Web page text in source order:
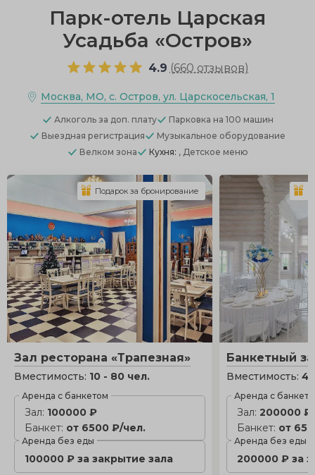
Парк-отель Царская
Усадьба «Остров»
4.9 (660 отзывов)
Москва, МО, с. Остров, ул. Царскосельская, 1
Алкоголь за доп. плату Парковка на 100 машин
Выездная регистрация
Музыкальное оборудование
Велком зона
Кухня: , Детское меню
Зал ресторана «Трапезная»
Вместимость: 10 - 80 чел.
Аренда с банкетом
Зал: 100000 ₽
Банкет: от 6500 ₽/чел.
Аренда без еды
100000 ₽ за закрытие зала
Подарок за бронирование
Банкетный
Вместимость:
Аренда с
Зал:200000 ₽
Банкет: от
Аренда без еды
200000 ₽ за